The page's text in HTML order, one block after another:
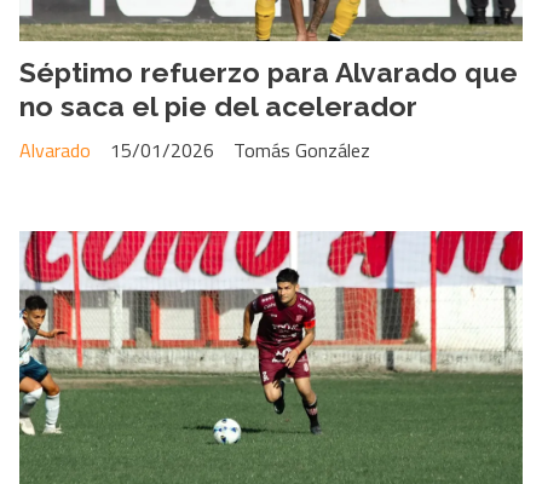
Séptimo refuerzo para Alvarado que
no saca el pie del acelerador
Tomás González
Alvarado 15/01/2026